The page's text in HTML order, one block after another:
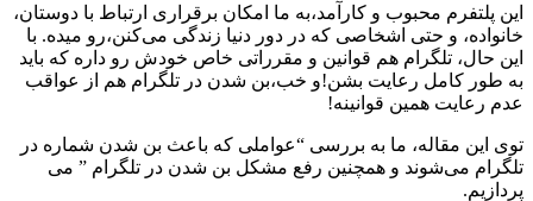
این پلتفرم محبوب و کارآمد،به ما امکان برقراری ارتباط با دوستان،
خانواده، و حتی اشخاصی که در دور دنیا زندگی می‌کنن،رو میده. با
این حال، تلگرام هم قوانین و مقرراتی خاص خودش رو داره که باید
به طور کامل رعایت بشن!و خب،بن شدن در تلگرام هم از عواقب
عدم رعایت همین قوانینه!
توی این مقاله، ما به بررسی “عواملی که باعث بن شدن شماره در
تلگرام می‌شوند و همچنین رفع مشکل بن شدن در تلگرام ” می
‌پردازیم.